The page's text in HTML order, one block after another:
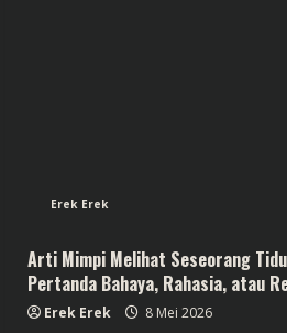
Erek Erek
Arti Mimpi Melihat Seseorang
Pertanda Bahaya, Rahasia, atau
Erek Erek 8 Mei 2026